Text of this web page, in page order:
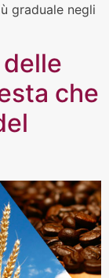
graduale negli
che